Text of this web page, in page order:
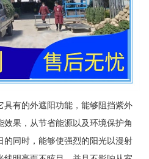
有的外遮阳功能，能够阻挡紫外
果，从节省能源以及环境保护角
的同时，能够使强烈的阳光以漫射